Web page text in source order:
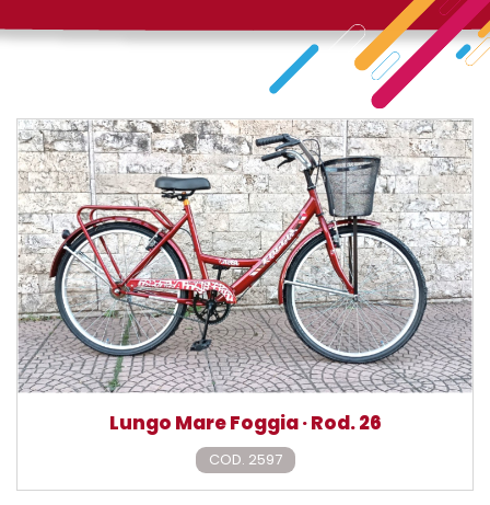
Lungo Mare Foggia · Rod. 26
COD. 2597